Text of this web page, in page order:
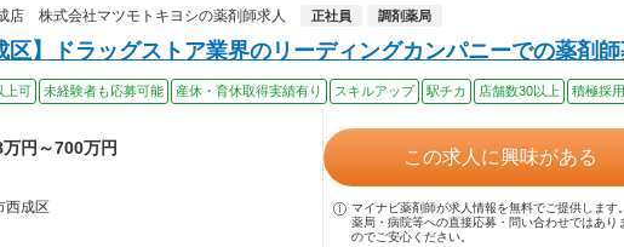
店 株式会社マツモトキヨシの薬剤師求人
正社員 調剤薬局
区】ドラッグストア業界のリーディングカンパニーでの薬剤
上可 未経験者も応募可能 産休・育休取得実績有り スキルアップ 駅チカ 店舗数30以上 積極採
万円～700万円
西成区
この求人に興味がある
マイナビ薬剤師が求人情報を無料でご提供します。
薬局・病院等への直接応募・問い合わせではあり
のでご安心ください。